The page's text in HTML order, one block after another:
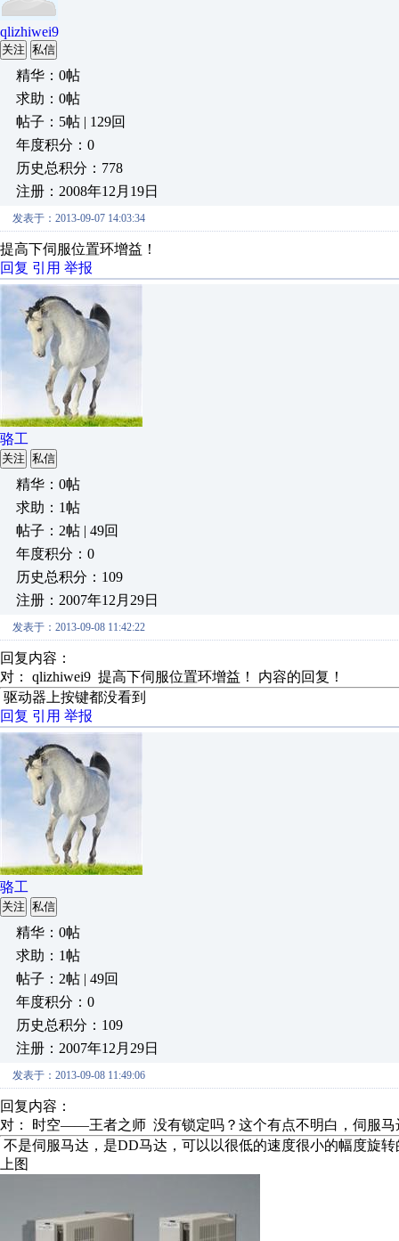
qlizhiwei9
关注 私信
精华：0帖
求助：0帖
帖子：5帖 | 129回
年度积分：0
历史总积分：778
注册：2008年12月19日
发表于：2013-09-07 14:03:34
提高下伺服位置环增益！
回复 引用 举报
骆工
关注 私信
精华：0帖
求助：1帖
帖子：2帖 | 49回
年度积分：0
历史总积分：109
注册：2007年12月29日
发表于：2013-09-08 11:42:22
回复内容：
对： qlizhiwei9 提高下伺服位置环增益！ 内容的回复！
驱动器上按键都没看到
回复 引用 举报
骆工
关注 私信
精华：0帖
求助：1帖
帖子：2帖 | 49回
年度积分：0
历史总积分：109
注册：2007年12月29日
发表于：2013-09-08 11:49:06
回复内容：
对： 时空——王者之师 没有锁定吗？这个有点不明白，伺服
不是伺服马达，是DD马达，可以以很低的速度很小的幅度旋转
上图